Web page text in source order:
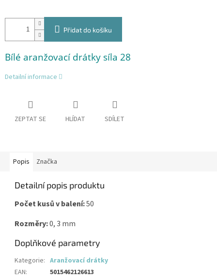
Přidat do košíku
Bílé aranžovací drátky síla 28
Detailní informace
ZEPTAT SE HLÍDAT SDÍLET
Popis Značka
Detailní popis produktu
Počet kusů v balení:50
Rozměry:0, 3 mm
Doplňkové parametry
Kategorie: Aranžovací drátky
EAN: 5015462126613